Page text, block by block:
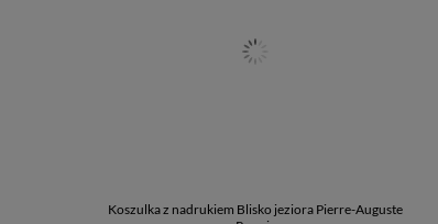
Koszulka z nadrukiem Blisko jeziora Pierre-Auguste